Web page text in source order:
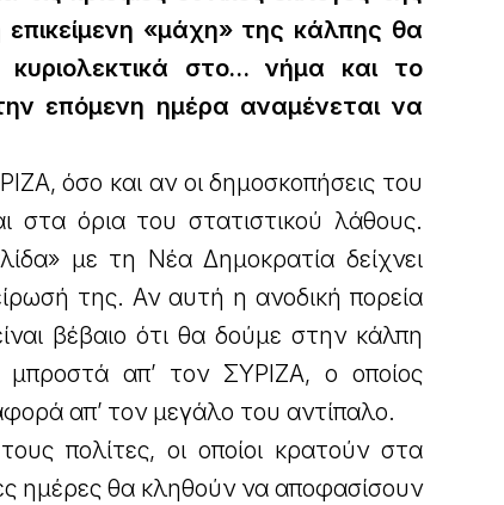
επικείμενη «μάχη» της κάλπης θα
κυριολεκτικά στο… νήμα και το
επόμενη ημέρα αναμένεται να
όσο και αν οι δημοσκοπήσεις του
στα όρια του στατιστικού λάθους.
με τη Νέα Δημοκρατία δείχνει
της. Αν αυτή η ανοδική πορεία
βέβαιο ότι θα δούμε στην κάλπη
απ’ τον ΣΥΡΙΖΑ, ο οποίος
απ’ τον μεγάλο του αντίπαλο.
πολίτες, οι οποίοι κρατούν στα
ημέρες θα κληθούν να αποφασίσουν